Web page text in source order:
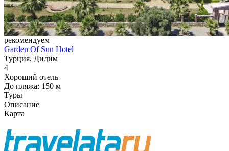
рекомендуем
Garden Of Sun Hotel
Турция, Дидим
4
Хороший отель
До пляжа: 150 м
Туры
Описание
Карта